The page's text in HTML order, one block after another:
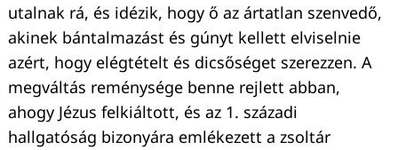
utalnak rá, és idézik, hogy ő az ártatlan szenvedő,
akinek bántalmazást és gúnyt kellett elviselnie
azért, hogy elégtételt és dicsőséget szerezzen. A
megváltás reménysége benne rejlett abban,
ahogy Jézus felkiáltott, és az 1. századi
hallgatóság bizonyára emlékezett a zsoltár